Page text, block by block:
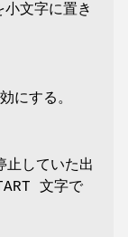
文字に置き
にする。
していた出
文字で